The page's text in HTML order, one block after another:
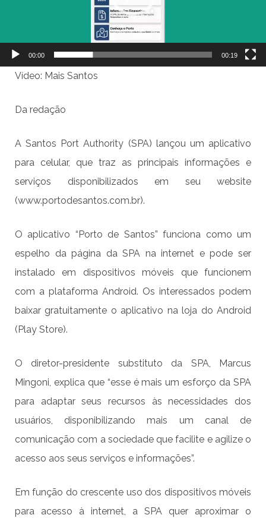
00:00 00:19
Vídeo: Mais Santos
Da redação
A Santos Port Authority (SPA) lançou um aplicativo
para celular, que traz as principais informações e
serviços disponibilizados em seu website
(www.portodesantos.com.br).
O aplicativo “Porto de Santos” funciona como um
espelho da página da SPA na internet e pode ser
instalado em dispositivos móveis que funcionem
com a plataforma Android. Os interessados podem
baixar gratuitamente o aplicativo na loja do Android
(Play Store).
O diretor-presidente substituto da SPA, Marcus
Mingoni, explica que “esse é mais um esforço da SPA
para adaptar seus recursos às necessidades dos
usuários, disponibilizando mais um canal de
comunicação com a sociedade que facilite e agilize o
acesso aos seus serviços e informações”.
Em função do crescente uso dos dispositivos móveis
para acesso à internet, a SPA quer aproximar o